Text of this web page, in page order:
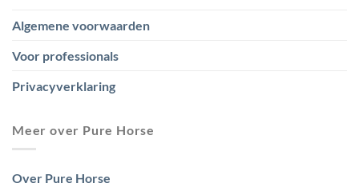
Algemene voorwaarden
Voor professionals
Privacyverklaring
Meer over Pure Horse
Over Pure Horse